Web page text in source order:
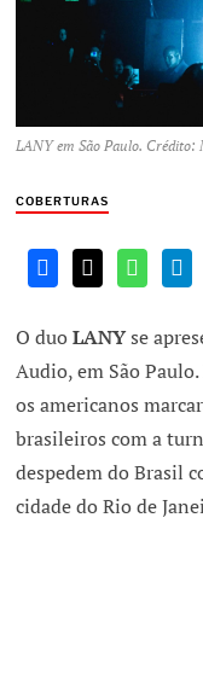
LANY em São Paulo. Crédito:
COBERTURAS
O duoLANYse
Audio, em São
os americanos
brasileiros com a
despedem do Brasil
cidade do Rio de